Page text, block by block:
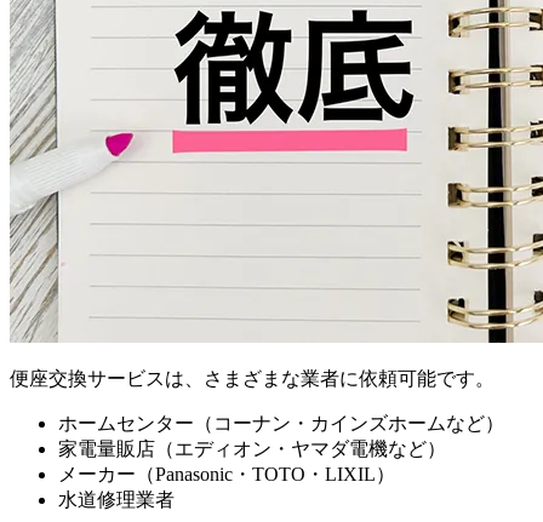
便座交換サービスは、さまざまな業者に依頼可能です。
ホームセンター（コーナン・カインズホームなど）
家電量販店（エディオン・ヤマダ電機など）
メーカー（Panasonic・TOTO・LIXIL）
水道修理業者